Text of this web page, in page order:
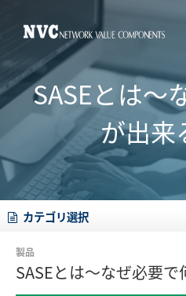
SASEとは～
が出来
カテゴリ選択
製品
SASEとは～なぜ必要